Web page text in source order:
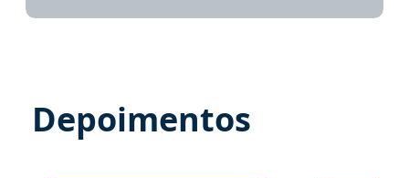
Depoimentos